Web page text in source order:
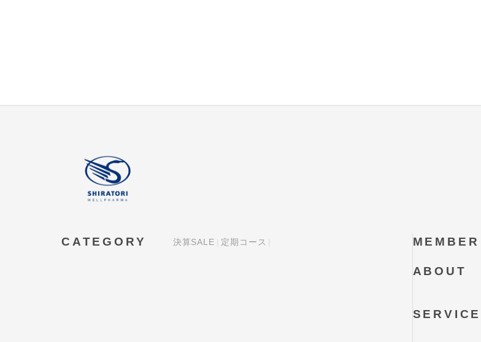
CATEGORY 決算SALE 定期コース MEMBER
ABOUT
SERVICE